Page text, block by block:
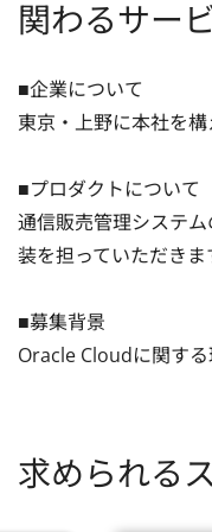
関わるサー
■企業について
東京・上野に本社を構
■プロダクトについて
通信販売管理システ
装を担っていただきま
■募集背景
Oracle Cloudに関する
求められる